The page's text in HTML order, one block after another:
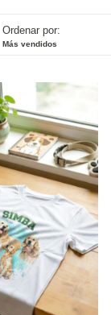
Ordenar por:
Más vendidos